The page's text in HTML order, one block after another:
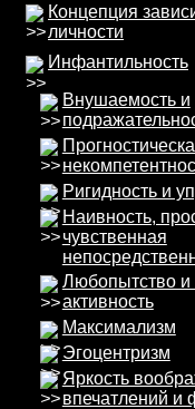
Концепция
личности
Инфантильность
Внушаемость и
Ригидность и
Наивность,
чувственная
Любопытство и
активность
Максимализм
Эгоцентризм
Яркость
впечатлений и